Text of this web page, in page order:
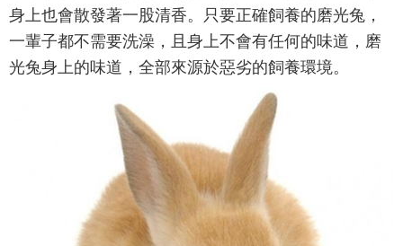
身上也會散發著一股清香。只要正確飼養的磨光兔，
一輩子都不需要洗澡，且身上不會有任何的味道，磨
光兔身上的味道，全部來源於惡劣的飼養環境。